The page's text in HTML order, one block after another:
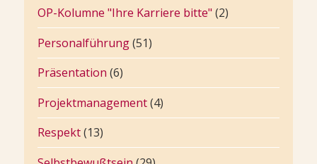
OP-Kolumne "Ihre Karriere bitte" (2)
Personalführung(51)
Präsentation (6)
Projektmanagement(4)
Respekt(13)